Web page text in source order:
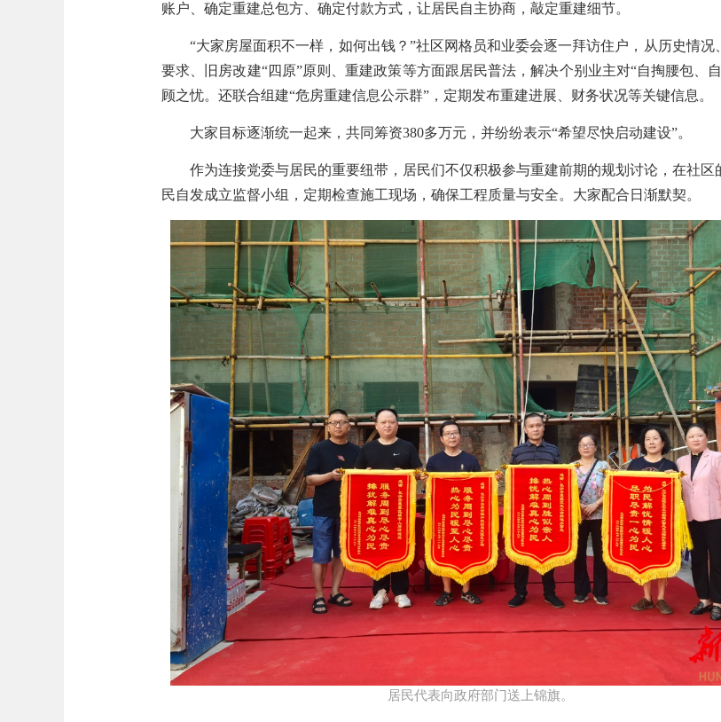
账户、确定重建总包方、确定付款方式，让居民自主协商，敲定重建细节。
“大家房屋面积不一样，如何出钱？”社区网格员和业委会逐一拜访住户，从历史情况
要求、旧房改建“四原”原则、重建政策等方面跟居民普法，解决个别业主对“自掏腰包、
顾之忧。还联合组建“危房重建信息公示群”，定期发布重建进展、财务状况等关键信息。
大家目标逐渐统一起来，共同筹资380多万元，并纷纷表示“希望尽快启动建设”。
作为连接党委与居民的重要纽带，居民们不仅积极参与重建前期的规划讨论，在社区
民自发成立监督小组，定期检查施工现场，确保工程质量与安全。大家配合日渐默契。
居民代表向政府部门送上锦旗。